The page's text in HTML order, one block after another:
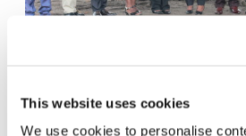
This website uses cookies
We use cookies to personalise
Democrática do Congo
pela paz